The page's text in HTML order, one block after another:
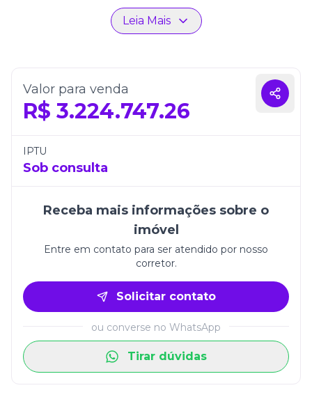
Com 327m² de área total, o apartamento ainda
proporciona espaços externos ideais para lazer e
a serviços, comércio e às praias da cidade, unindo
praticidade e qualidade de vida.
Leia Mais
Valor para venda
R$ 3.224.747.26
IPTU
Sob consulta
Receba mais informações sobre o
imóvel
Entre em contato para ser atendido por nosso
corretor.
Solicitar contato
ou converse no WhatsApp
Tirar dúvidas